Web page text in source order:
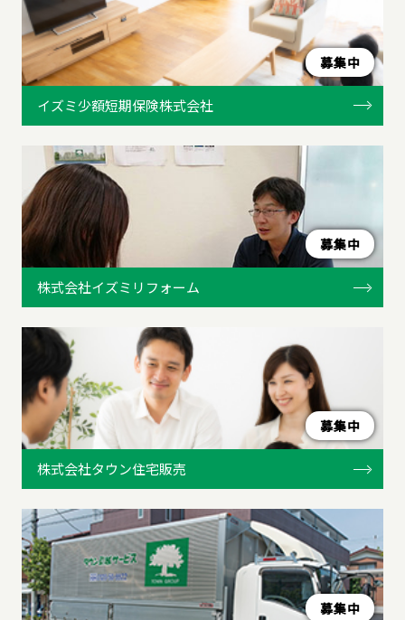
募集中
イズミ少額短期保険株式会社
募集中
株式会社イズミリフォーム
募集中
株式会社タウン住宅販売
募集中